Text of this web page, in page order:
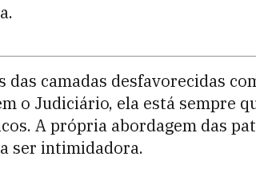
das camadas desfavorecidas
o Judiciário, ela está sempre
A própria abordagem das
ser intimidadora.